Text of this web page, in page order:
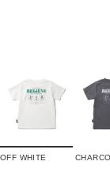
OFF WHITE